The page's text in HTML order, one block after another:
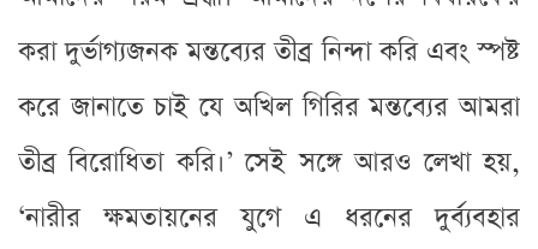
করা দুর্ভাগ্যজনক মন্তব্যের তীব্র নিন্দা করি এবং স্পষ্ট
করে জানাতে চাই যে অখিল গিরির মন্তব্যের আমরা
তীব্র বিরোধিতা করি।’ সেই সঙ্গে আরও লেখা হয়,
‘নারীর ক্ষমতায়নের যুগে এ ধরনের দুর্ব্যবহার